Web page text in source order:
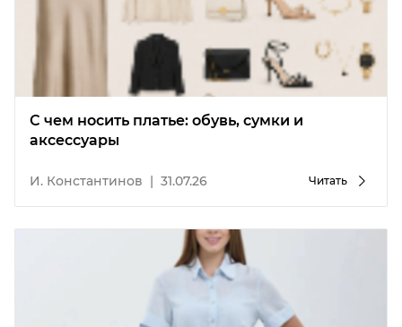
С чем носить платье: обувь, сумки и
аксессуары
И. Константинов | 31.07.26 Читать